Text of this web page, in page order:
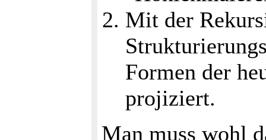
Mit der
Formen der
projiziert.
Man muss wohl